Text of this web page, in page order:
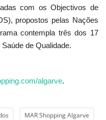
com os Objectivos de
propostos pelas Nações
contempla três dos 17
de Qualidade.
algarve.
MAR Shopping Algarve